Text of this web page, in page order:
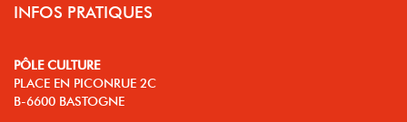
INFOS PRATIQUES
PÔLE CULTURE
PLACE EN PICONRUE 2C
B-6600 BASTOGNE